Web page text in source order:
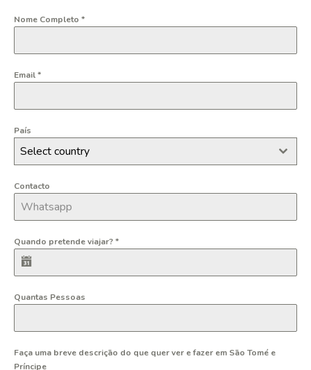
Nome Completo *
Email*
País
Select country
Contacto
Quando pretende viajar?*
Quantas Pessoas
Faça uma breve descrição do que quer ver e fazer em São Tomé e
Príncipe